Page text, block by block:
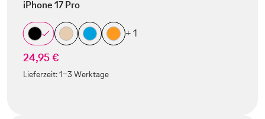
iPhone 17 Pro
+ 1
24,95 €
Lieferzeit:1-3 Werktage